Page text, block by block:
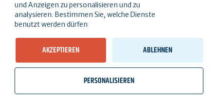
und Anzeigen zu personalisieren und zu
analysieren. Bestimmen Sie, welche Dienste
benutzt werden dürfen
AKZEPTIEREN ABLEHNEN
PERSONALISIEREN